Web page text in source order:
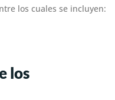
los cuales se incluyen:
los